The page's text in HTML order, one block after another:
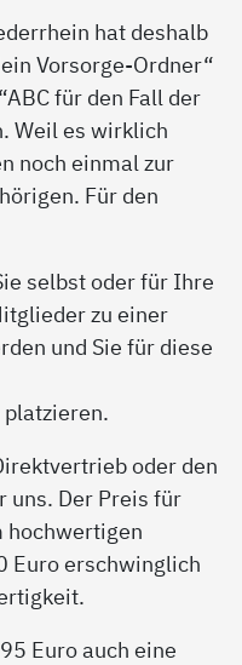
hat deshalb
Vorsorge-Ordner“
für den Fall der
Weil es wirklich
noch einmal zur
Für den
selbst oder für Ihre
zu einer
und Sie für diese
oder den
uns. Der Preis für
hochwertigen
Euro erschwinglich
Euro auch eine